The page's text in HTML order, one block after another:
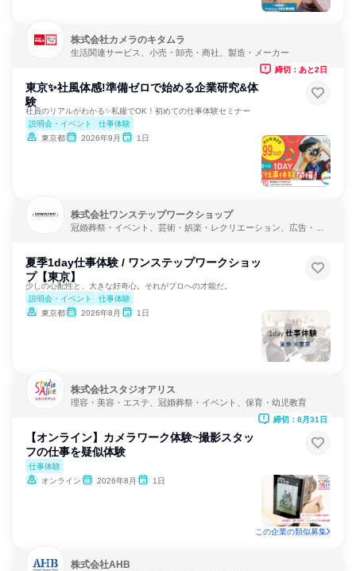
株式会社カメラのキタムラ
生活関連サービス、小売・卸売・商社、製造・メーカー
東京✨️社風体感!準備ゼロで始める企業研究&体
験
社員のリアルがわかる✨私服でOK！初めての仕事体験セミナー
説明会・イベント
仕事体験
東京都
2026年9月 1日
締切：あと2日
株式会社ワンステップワークショップ
冠婚葬祭・イベント、芸術・娯楽・レクリエーション、広告・メ
夏季1day仕事体験 / ワンステップワークショッ
プ【東京】
少しの心配性と、大きな好奇心。それがプロへの才能だ。
説明会・イベント
仕事体験
東京都
2026年8月 1日
株式会社スタジオアリス
理容・美容・エステ、冠婚葬祭・イベント、保育・幼児教育
【オンライン】カメラワーク体験~撮影スタッ
フの仕事を疑似体験
仕事体験
オンライン
2026年8月 1日
締切：8月31日
この企業の類似募集
株式会社AHB